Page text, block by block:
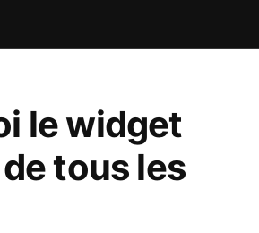
le widget
tous les